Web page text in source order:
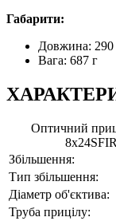
Габарити:
Довжина:
Вага: 687 г
Оптичний
Збільшення:
Тип збільшення:
Діаметр об'єктива:
Труба прицілу: